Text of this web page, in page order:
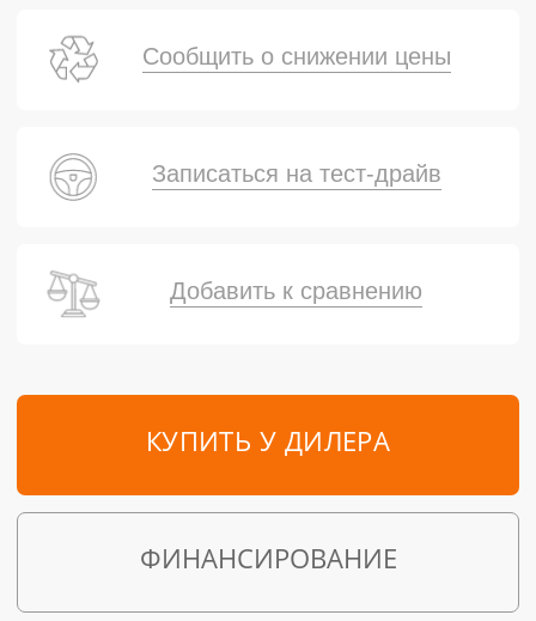
КУПИТЬ У ДИЛЕРА
Добавить к сравнению
ФИНАНСИРОВАНИЕ
Сообщить о снижении цены
Записаться на тест-драйв